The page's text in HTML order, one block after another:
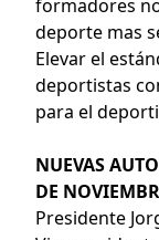
formadores
deporte mas
Elevar el
deportistas
para el
NUEVAS
DE
Presidente